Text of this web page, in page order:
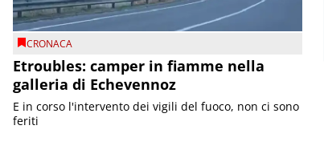
CRONACA
Etroubles: camper in fiamme nella
galleria di Echevennoz
E in corso l'intervento dei vigili del fuoco, non ci sono
feriti